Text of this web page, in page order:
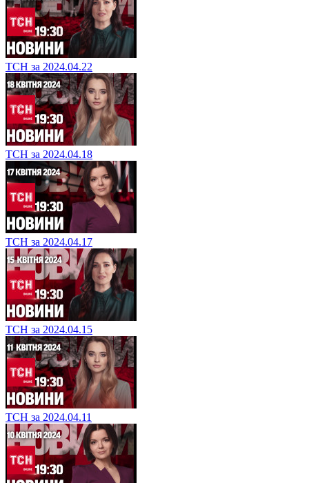
ТСН за 2024.04.22
ТСН за 2024.04.18
ТСН за 2024.04.17
ТСН за 2024.04.15
ТСН за 2024.04.11